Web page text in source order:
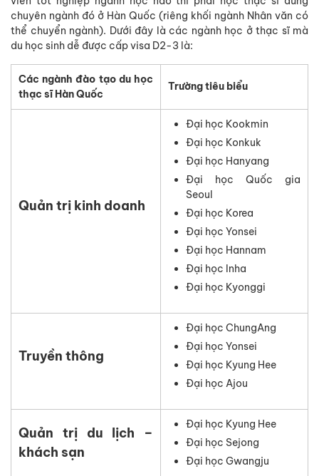
chuyên ngành đó ở Hàn Quốc (riêng khối ngành Nhân văn có
thể chuyển ngành). Dưới đây là các ngành học ở thạc sĩ mà
du học sinh dễ được cấp visa D2-3 là:
Các ngành đào tạo du học
thạc sĩ Hàn Quốc
Trường tiêu biểu
Quản trị kinh doanh
Đại học Kookmin
Đại học Konkuk
Đại học Hanyang
Đại học Quốc gia
Seoul
Đại học Korea
Đại học Yonsei
Đại học Hannam
Đại học Inha
Đại học Kyonggi
Truyền thông
Đại học ChungAng
Đại học Yonsei
Đại học Kyung Hee
Đại học Ajou
Quản trị du lịch –
khách sạn
Đại học Kyung Hee
Đại học Sejong
Đại học Gwangju